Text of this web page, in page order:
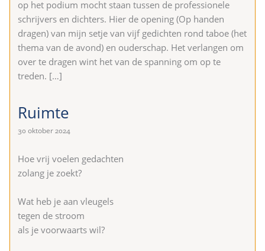
op het podium mocht staan tussen de professionele
schrijvers en dichters. Hier de opening (Op handen
dragen) van mijn setje van vijf gedichten rond taboe (het
thema van de avond) en ouderschap. Het verlangen om
over te dragen wint het van de spanning om op te
treden. […]
Ruimte
30 oktober 2024
Hoe vrij voelen gedachten
zolang je zoekt?
Wat heb je aan vleugels
tegen de stroom
als je voorwaarts wil?